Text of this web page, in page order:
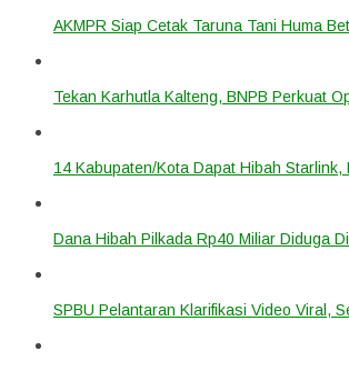
AKMPR Siap Cetak Taruna Tani Huma
Tekan Karhutla Kalteng, BNPB Perkuat
14 Kabupaten/Kota Dapat Hibah
Dana Hibah Pilkada Rp40 Miliar Diduga
SPBU Pelantaran Klarifikasi Video Viral,